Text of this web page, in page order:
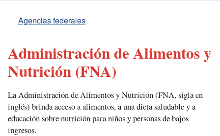
Agencias federales
Administración de Alimentos y
Nutrición(FNA)
La Administración de Alimentos y Nutrición (FNA, sigla en
inglés) brinda acceso a alimentos, a una dieta saludable y a
educación sobre nutrición para niños y personas de bajos
ingresos.